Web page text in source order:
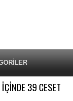
İÇİNDE 39 CESET